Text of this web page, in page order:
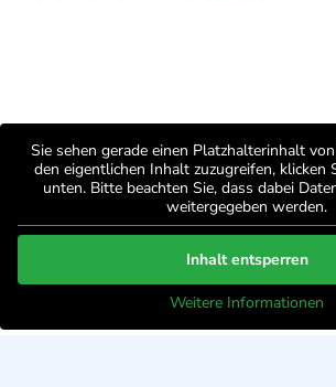
Sie sehen gerade einen Platzhalterinhalt von
den eigentlichen Inhalt zuzugreifen, klicken
unten. Bitte beachten Sie, dass dabei
weitergegeben werden.
Inhalt entsperren
Weitere Informationen